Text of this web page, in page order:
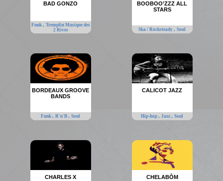
BAD GONZO
Funk , Tremplin Musique des
2 Rives
BOOBOO’ZZZ ALL
STARS
Ska / Rocksteady,Soul
BORDEAUX GROOVE
BANDS
Funk,R'n'B,Soul
CALICOT JAZZ
Hip-hop,Jazz,Soul
CHARLES X CHELABÔM